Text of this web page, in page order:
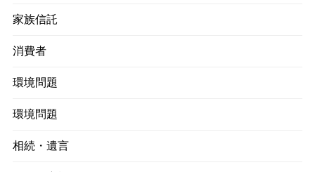
家族信託
消費者
環境問題
環境問題
相続・遺言